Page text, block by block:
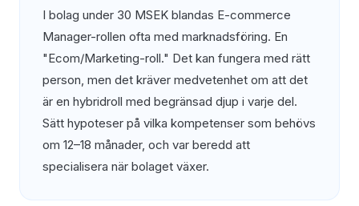
I bolag under 30 MSEK blandas E-commerce
Manager-rollen ofta med marknadsföring. En
"Ecom/Marketing-roll." Det kan fungera med rätt
person, men det kräver medvetenhet om att det
är en hybridroll med begränsad djup i varje del.
Sätt hypoteser på vilka kompetenser som behövs
om 12–18 månader, och var beredd att
specialisera när bolaget växer.